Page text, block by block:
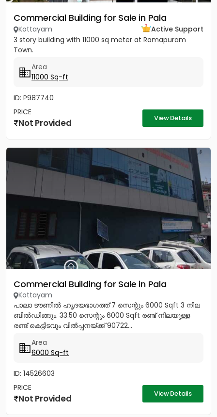
Commercial Building for Sale in Pala
Kottayam
Active Support
3 story building with 11000 sq meter at Ramapuram
Town.
Area
11000 Sq-ft
ID: P987740
PRICE
Not Provided View Details
Commercial Building for Sale in Pala
Kottayam
പാലാ ടൗണിൽ ഹൃദയഭാഗത്ത് 7 സെന്റും 6000 Sqft 3 നില
ബിൽഡിങ്ങും. 33.50 സെന്റും 6000 Sqft രണ്ട് നിലയുള്ള
രണ്ട് കെട്ടിടവും വിൽപ്പനയ്ക്ക് 90722...
Area
6000 Sq-ft
ID: 14526603
PRICE
Not Provided View Details